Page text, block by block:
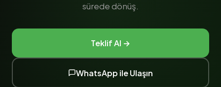
sürede dönüş.
Teklif Al →
WhatsApp ile Ulaşın